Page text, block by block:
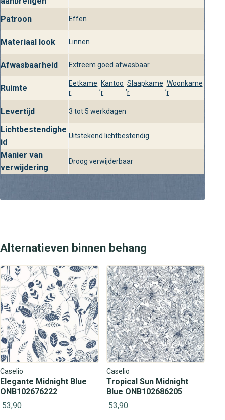
Behangplaza: Jouw partner in
stijlvol interieur
assortiment wandbekleding, inclusief het prachtige Linen
winkels om het behang in het echt te ervaren en ontvang
gegarandeerd een design interieur dat bij je past.
Patroon
Effen
Materiaal look Linnen
Afwasbaarheid Extreem goed afwasbaar
Ruimte
Eetkame
r
,
Kantoo
r
,
Slaapkame
r
,
Woonkame
r
Levertijd 3 tot 5 werkdagen
Lichtbestendighe
id
Uitstekend lichtbestendig
Manier van
verwijdering
Droog verwijderbaar
Alternatieven binnen behang
Caselio
Elegante Midnight Blue
ONB102676222
53,90
Caselio
Tropical Sun Midnight
Blue ONB102686205
53,90